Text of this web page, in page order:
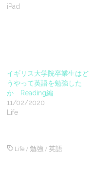
iPad
イギリス大学院卒業生はど
うやって英語を勉強した
か Reading編
11/02/2020
Life
Life /勉強 /英語